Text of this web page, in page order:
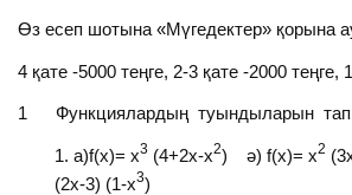
Өз есеп шотына «Мүгедектер» қорына
4 қате -5000 теңге, 2-3 қате -2000 теңге,
1 Функциялардың туындыларын тап
а)f(x)= x3 (4+2x-x2) ә) f(x)= x2
(2x-3) (1-x3)